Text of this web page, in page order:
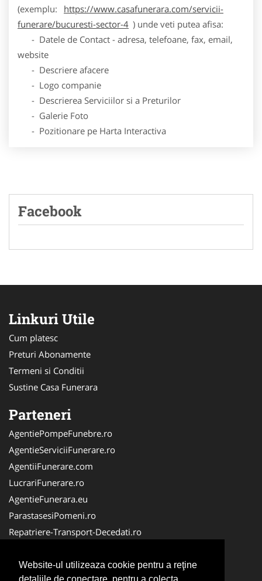
Website-ul utilizeaza cookie pentru a reţine
(exemplu:
https://www.casafunerara.com/servicii-
funerare/bucuresti-sector-4 ) unde veti putea afisa:
- Datele de Contact - adresa, telefoane, fax, email,
website
- Descriere afacere
- Logo companie
- Descrierea Serviciilor si a Preturilor
- Galerie Foto
- Pozitionare pe Harta Interactiva
Facebook
Linkuri Utile
Cum platesc
Preturi Abonamente
Termeni si Conditii
Sustine Casa Funerara
Parteneri
AgentiePompeFunebre.ro
AgentieServiciiFunerare.ro
AgentiiFunerare.com
LucrariFunerare.ro
AgentieFunerara.eu
ParastasesiPomeni.ro
Repatriere-Transport-Decedati.ro
CasaFunerara.com